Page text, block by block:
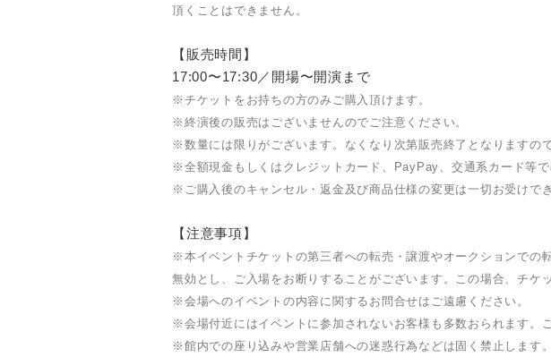
頂くことはできません。
【販売時間】
17:00〜17:30／開場〜開演まで
※チケットをお持ちの方のみご購入頂けます。
※終演後の販売はございませんのでご注意ください。
※数量には限りがございます。なくなり次第販売終了となりますの
※全額現金もしくはクレジットカード、PayPay、交通系カード等で
※ご購入後のキャンセル・返金及び商品仕様の変更は一切お受けで
【注意事項】
※本イベントチケットの第三者への転売・譲渡やオークションでの
無効とし、ご入場をお断りすることがございます。この場合、チケ
※会場へのイベントの内容に関するお問合せはご遠慮ください。
※会場付近にはイベントに参加されないお客様も多数おられます。
※館内での座り込みや営業店舗への迷惑行為などは固く禁止します。